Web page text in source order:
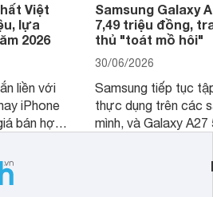
Việt
lựa
2026
liền với
iPhone
bán hợp
Samsung Galaxy
7,49 triệu đồng,
thủ "toát mồ hôi"
30/06/2026
Samsung tiếp tục
thực dụng trên các
mình, và Galaxy
lượng với nhiều